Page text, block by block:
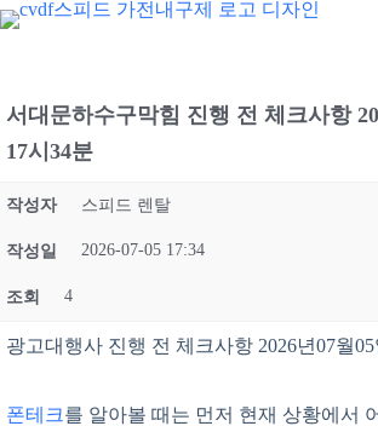
본
문
건
뛰
서대문하수구막힘 진행 전 체크사항
17시34분
작성자 스피드 렌탈
작성일 2026-07-05 17:34
조회 4
광고대행사 진행 전 체크사항 2026년07월05
폰테크를 알아볼 때는 먼저 현재 상황에서